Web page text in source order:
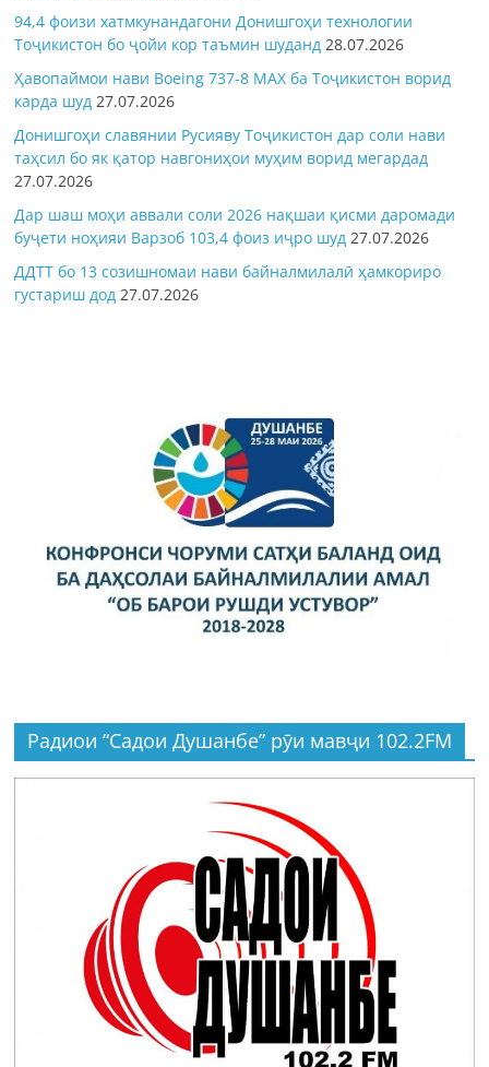
94,4 фоизи хатмкунандагони Донишгоҳи технологии
Тоҷикистон бо ҷойи кор таъмин шуданд 28.07.2026
Ҳавопаймои нави Boeing 737-8 MAX ба Тоҷикистон ворид
карда шуд 27.07.2026
Донишгоҳи славянии Русияву Тоҷикистон дар соли нави
таҳсил бо як қатор навгониҳои муҳим ворид мегардад
27.07.2026
Дар шаш моҳи аввали соли 2026 нақшаи қисми даромади
буҷети ноҳияи Варзоб 103,4 фоиз иҷро шуд 27.07.2026
ДДТТ бо 13 созишномаи нави байналмилалӣ ҳамкориро
густариш дод 27.07.2026
Радиои “Садои Душанбе” рӯи мавҷи 102.2FM